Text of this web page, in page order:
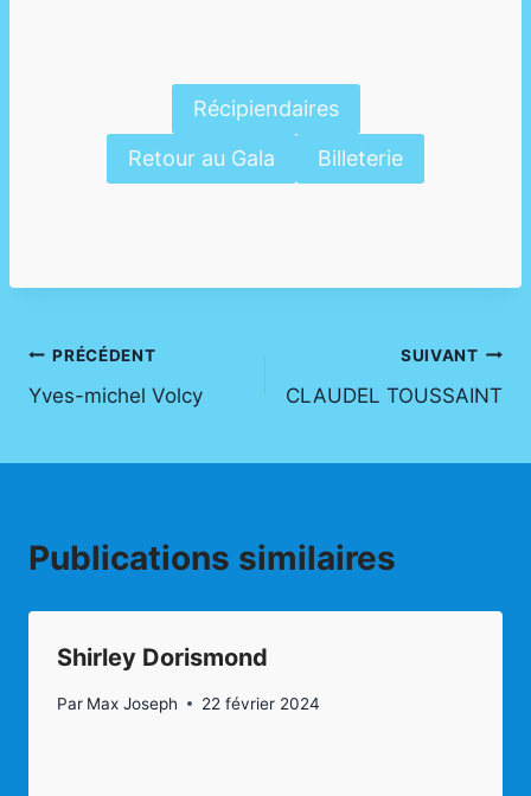
Récipiendaires
Retour au Gala Billeterie
Navigation
de
l’article
PRÉCÉDENT
Yves-michel Volcy
SUIVANT
CLAUDEL TOUSSAINT
Publications similaires
Shirley Dorismond
Par Max Joseph 22 février 2024